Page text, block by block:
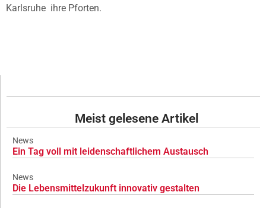
Karlsruhe ihre Pforten.
Meist gelesene Artikel
News
Ein Tag voll mit leidenschaftlichem Austausch
News
Die Lebensmittelzukunft innovativ gestalten